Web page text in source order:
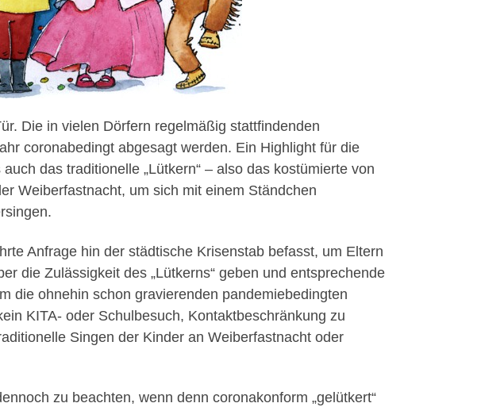
Die in vielen Dörfern regelmäßig stattfindenden
coronabedingt abgesagt werden. Ein Highlight für die
das traditionelle „Lütkern“ – also das kostümierte von
Weiberfastnacht, um sich mit einem Ständchen
Anfrage hin der städtische Krisenstab befasst, um Eltern
die Zulässigkeit des „Lütkerns“ geben und entsprechende
die ohnehin schon gravierenden pandemiebedingten
KITA- oder Schulbesuch, Kontaktbeschränkung zu
Singen der Kinder an Weiberfastnacht oder
zu beachten, wenn denn coronakonform „gelütkert“